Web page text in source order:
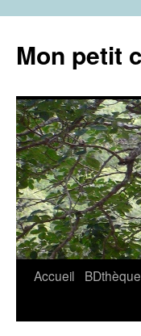
contenu
Mon petit
Accueil BDthèque